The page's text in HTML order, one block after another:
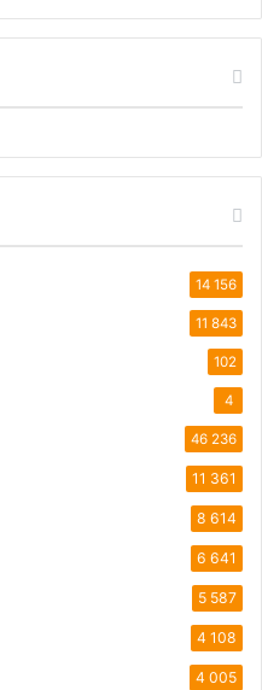
14 156
11 843
102
4
46 236
11 361
8 614
6 641
5 587
4 108
4 005